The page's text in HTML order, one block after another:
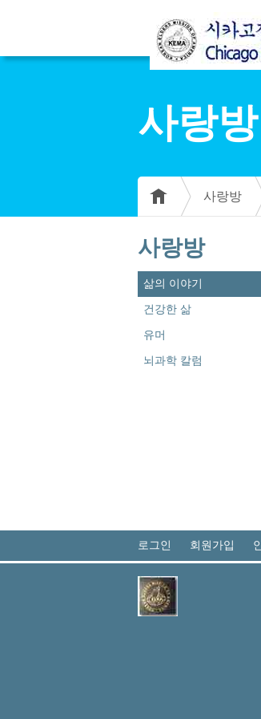
사랑방
사랑방
사랑방
삶의 이야기
건강한 삶
유머
뇌과학 칼럼
로그인 회원가입